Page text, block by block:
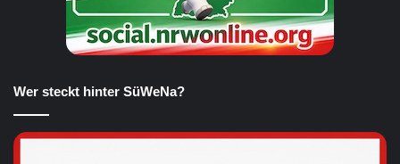
Wer steckt hinter SüWeNa?